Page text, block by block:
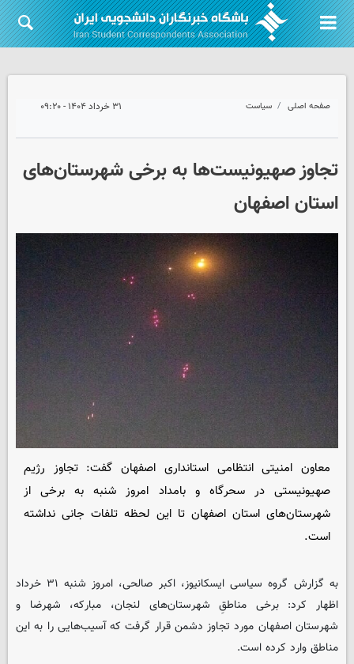
صفحه اصلی سیاست ۳۱ خرداد ۱۴۰۴ - ۰۹:۲۰
تجاوز صهیونیست‌ها به برخی شهرستان‌های
استان اصفهان
معاون امنیتی انتظامی استانداری اصفهان گفت: تجاوز رژیم
صهیونیستی در سحرگاه و بامداد امروز شنبه به برخی از
شهرستان‌های استان اصفهان تا این لحظه تلفات جانی نداشته
است.
به گزارش گروه سیاسیایسکانیوز
، اکبر صالحی، امروز شنبه ۳۱ خرداد
اظهار کرد: برخی مناطقِ شهرستان‌های لنجان، مبارکه، شهرضا و
شهرستان اصفهان مورد تجاوز دشمن قرار گرفت که آسیب‌هایی را به این
مناطق وارد کرده است.